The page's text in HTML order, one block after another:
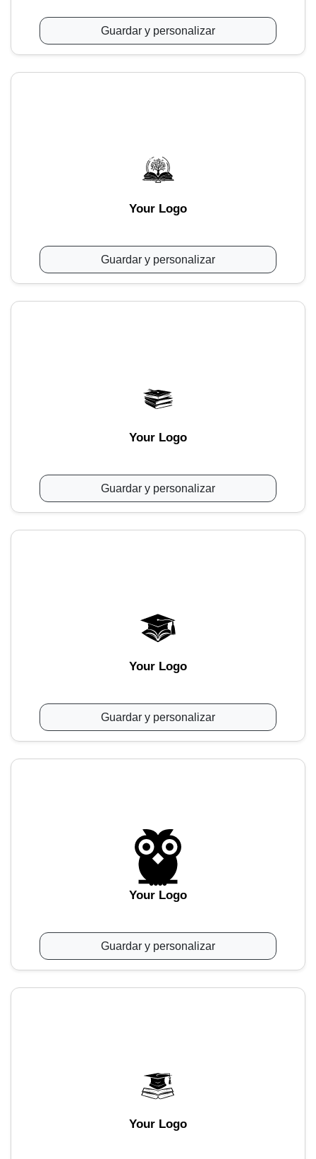
Guardar y personalizar
Your Logo
Guardar y personalizar
Your Logo
Guardar y personalizar
Your Logo
Guardar y personalizar
Your Logo
Guardar y personalizar
Your Logo